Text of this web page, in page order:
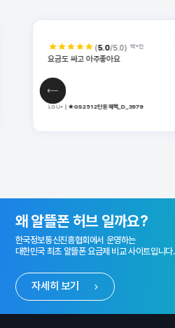
상담사분들도 친절하시고 감
[LGU+] 실속
왜 알뜰폰 허브 일까요?
한국정보통신진흥협회에서 운영하는
대한민국 최초 알뜰폰 요금제 비교 사이트입니다.
자세히 보기